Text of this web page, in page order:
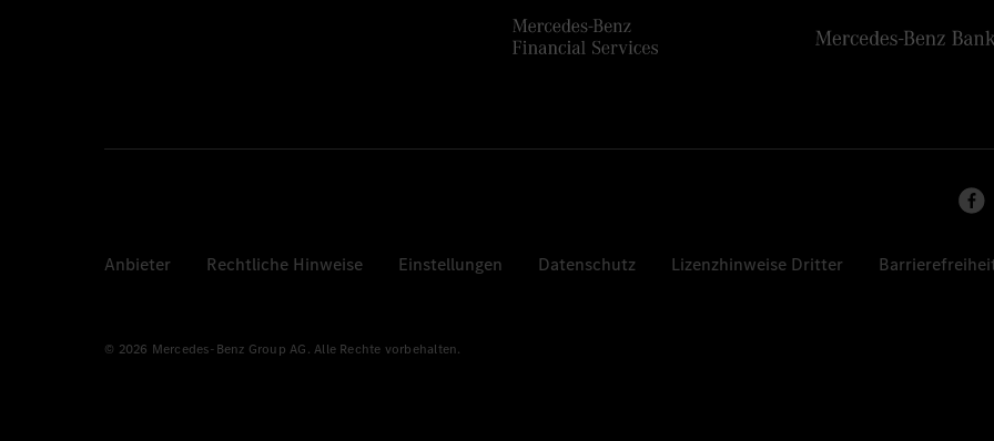
Anbieter Rechtliche Hinweise Einstellungen Datenschutz Lizenzhinweise Dritter
© 2026 Mercedes-Benz Group AG. Alle Rechte vorbehalten.